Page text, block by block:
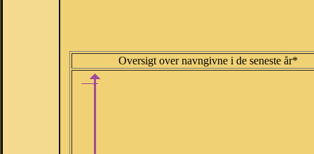
Oversigt over navngivne i de seneste år*